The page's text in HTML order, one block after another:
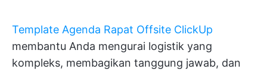
Template Agenda Rapat Offsite ClickUp
membantu Anda mengurai logistik yang
kompleks, membagikan tanggung jawab, dan